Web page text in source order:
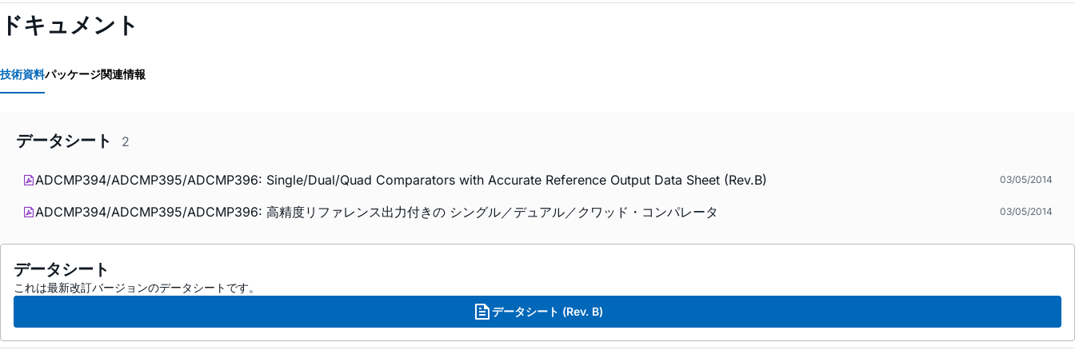
ドキュメント
技術資料パッケージ関連情報
データシート 2
ADCMP394/ADCMP395/ADCMP396: Single/Dual/Quad Comparators with Accurate Reference Output Data Sheet (Rev.B) 03/05/2014
ADCMP394/ADCMP395/ADCMP396: 高精度リファレンス出力付きの シングル／デュアル／クワッド・コンパレータ 03/05/2014
データシート
これは最新改訂バージョンのデータシートです。
データシート (Rev. B)